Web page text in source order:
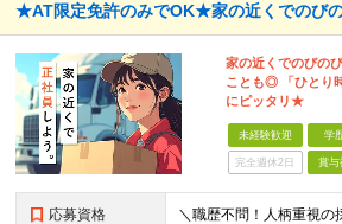
★AT限定免許のみでOK★家の近くでのび
家の近くでのびの
ことも◎ 「ひとり
にピッタリ★
未経験歓迎 学
完全週休2日 賞与
応募資格